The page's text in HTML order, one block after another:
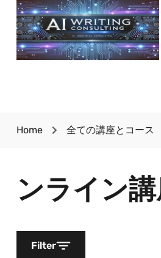
Home 全ての講座とコース
ンライン
Filter